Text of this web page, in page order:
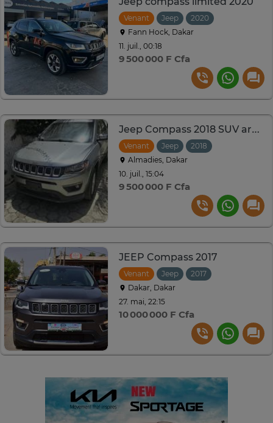
Venant Jeep 2020
Fann Hock, Dakar
11. juil., 00:18
9 500 000 F Cfa
Jeep Compass 2018 SUV argent robuste et polyvalent
Venant Jeep 2018
Almadies, Dakar
10. juil., 15:04
9 500 000 F Cfa
JEEP Compass 2017
Venant Jeep 2017
Dakar, Dakar
27. mai, 22:15
10 000 000 F Cfa